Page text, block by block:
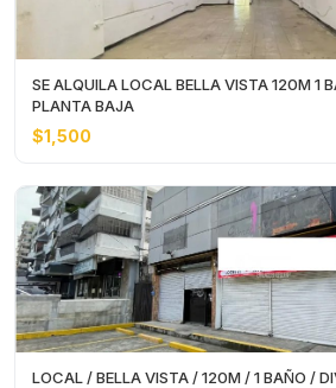
SE ALQUILA LOCAL BELLA VISTA 120M 1 BAÑO DIVISIONES
PLANTA BAJA
$1,500
LOCAL / BELLA VISTA / 120M / 1 BAÑO / DIVISIONES / PLANTA